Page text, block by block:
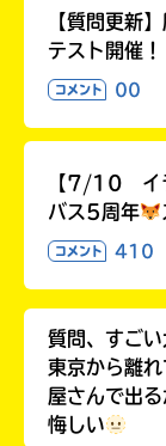
【質問更新
テスト開催！
コメント 00
【7/10 イ
バス5周年
コメント 410
質問、すご
東京から離
屋さんで出
悔しい